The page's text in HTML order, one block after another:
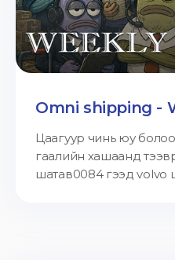
Omni shipping -
Цаагуур чинь юу
гаалийн хашаанд
шатав0084 гээд volvo